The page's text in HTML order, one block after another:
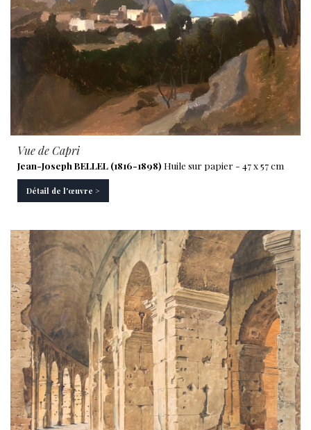
Vue de Capri
Jean-Joseph BELLEL (1816-1898) Huile sur papier - 47 x 57 cm
Détail de l'œuvre >